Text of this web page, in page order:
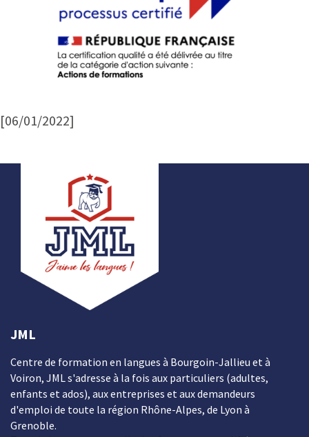
[06/01/2022]
JML
Centre de formation en langues à Bourgoin-Jallieu et à
Voiron, JML s'adresse à la fois aux particuliers (adultes,
enfants et ados), aux entreprises et aux demandeurs
d'emploi de toute la région Rhône-Alpes, de Lyon à
Grenoble.